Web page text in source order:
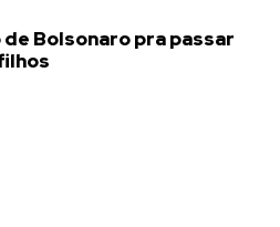
Bolsonaro pra passar